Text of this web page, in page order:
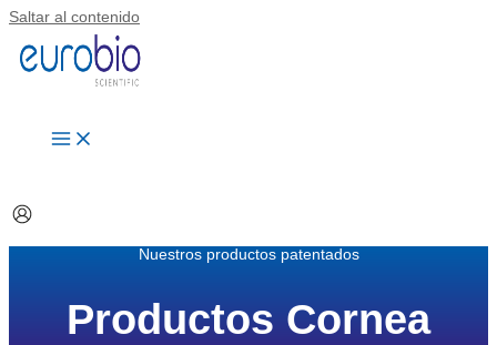
Saltar al contenido
Nuestros productos patentados
Productos Cornea